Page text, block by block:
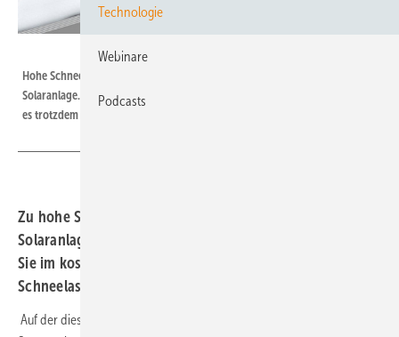
Hohe Schneelasten begrenzen die Möglichkeiten zur Errichtung einer
Solaranlage. Im Webinar erfahren Sie, worauf Sie achten müssen und wie
es trotzdem geht.
Zu hohe Schneelasten sind eine Gefahr für die
Solaranlage und das Dach, auf dem sie steht. Erfahren
Sie im kostenlosen Webinar am 5. Juli 2023, wie Sie die
Schneelast permanent im Blick behalten.
Auf der diesjährigen Intersolar hat der Montagesystemhersteller K2
Technologie
Webinare
Podcasts